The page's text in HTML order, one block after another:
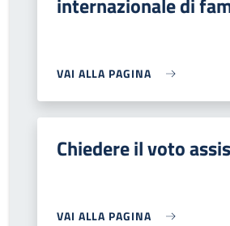
VAI ALLA PAGINA
Chiedere il voto
VAI ALLA PAGINA